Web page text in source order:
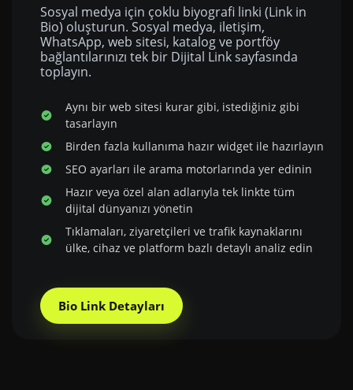
Sosyal medya için çoklu biyografi linki (Link in
Bio) oluşturun. Sosyal medya, iletişim,
WhatsApp, web sitesi, katalog ve portföy
bağlantılarınızı tek bir Dijital Link sayfasında
toplayın.
Aynı bir web sitesi kurar gibi, istediğiniz gibi
tasarlayın
Birden fazla kullanıma hazır widget ile hazırlayın
SEO ayarları ile arama motorlarında yer edinin
Hazır veya özel alan adlarıyla tek linkte tüm
dijital dünyanızı yönetin
Tıklamaları, ziyaretçileri ve trafik kaynaklarını
ülke, cihaz ve platform bazlı detaylı analiz edin
Bio Link Detayları